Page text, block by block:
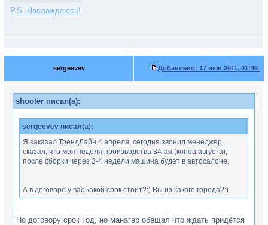
P.S. Наслаждаюсь!
sergeevev Добавлено: 17 июн 2011, 01:46
shooter писал(а):
sergeevev писал(а):
Я заказал ТрендЛайн 4 апреля, сегодня звонил менеджер
сказал, что моя неделя производства 34-ая (конец августа),
после сборки через 3-4 недели машина будет в автосалоне.
А в договоре у вас какой срок стоит?:) Вы из какого города?:)
По договору срок Год, но манагер обещал что ждать придётся